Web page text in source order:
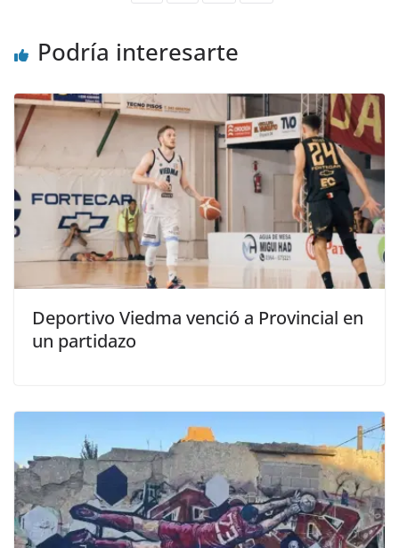
Podría interesarte
Deportivo Viedma venció a Provincial en
un partidazo